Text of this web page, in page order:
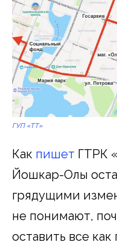
ГУП «ТТ»
Как пишет ГТРК
Йошкар-Олы
грядущими
не понимают,
оставить все